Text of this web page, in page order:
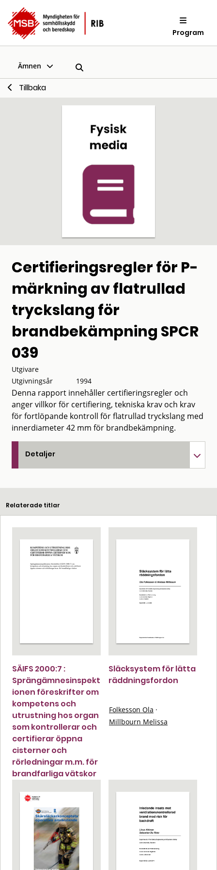
Program
Ämnen
Tillbaka
Certifieringsregler för P-
märkning av flatrullad
tryckslang för
brandbekämpning SPCR
039
Utgivare
Utgivningsår
1994
Denna rapport innehåller certifieringsregler och
anger villkor för certifiering, tekniska krav och krav
för fortlöpande kontroll för flatrullad tryckslang med
innerdiameter 42 mm för brandbekämpning.
Detaljer
Relaterade titlar
SÄIFS 2000:7 :
Sprängämnesinspekt
ionen föreskrifter om
kompetens och
utrustning hos organ
som kontrollerar och
certifierar öppna
cisterner och
rörledningar m.m. för
brandfarliga vätskor
Släcksystem för lätta
räddningsfordon
Folkesson Ola ·
Millbourn Melissa